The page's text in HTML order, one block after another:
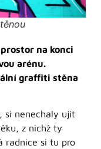
na konci
arénu.
graffiti stěna
nenechaly ujít
z nichž ty
radnice si tu pro